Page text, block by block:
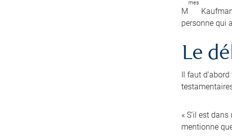
M
mes
personne qui
Le
Il faut
« S’il est
mentionne